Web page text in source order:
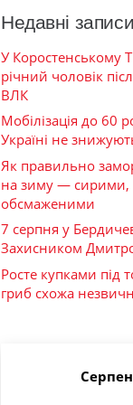
Недавні записи
У Коростенському
річний чоловік
ВЛК
Мобілізація до 60
Україні не
Як правильно
на зиму — сирими,
обсмаженими
7 серпня у
Захисником
Росте купками під
гриб схожа